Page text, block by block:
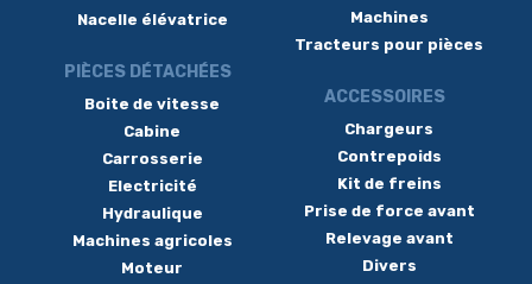
Nacelle élévatrice
PIÈCES DÉTACHÉES
Boite de vitesse
Cabine
Carrosserie
Electricité
Hydraulique
Machines agricoles
Moteur
Machines
Tracteurs pour pièces
ACCESSOIRES
Chargeurs
Contrepoids
Kit de freins
Prise de force avant
Relevage avant
Divers